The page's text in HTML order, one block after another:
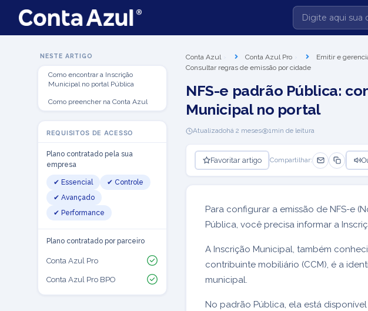
NESTE ARTIGO
Como encontrar a Inscrição
Municipal no portal Pública
Como preencher na Conta Azul
REQUISITOS DE ACESSO
Plano contratado pela sua
empresa
✔ Essencial
✔ Controle
✔ Avançado
✔ Performance
Plano contratado por parceiro
Conta Azul Pro
Conta Azul Pro BPO
Conta Azul Conta Azul Pro Emitir e
Consultar regras de emissão por cidade
NFS-e padrão Pública:
Municipal no portal
Atualizadohá 2 meses 1min de leitura
Favoritar artigo Compartilhar:
Para configurar a emissão de NFS-e
Pública, você precisa informar a
A Inscrição Municipal, também
contribuinte mobiliário (CCM), é a
municipal.
No padrão Pública, ela está